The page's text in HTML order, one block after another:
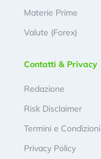
Materie Prime
Valute (Forex)
Contatti & Privacy
Redazione
Risk Disclaimer
Termini e Condizioni
Privacy Policy